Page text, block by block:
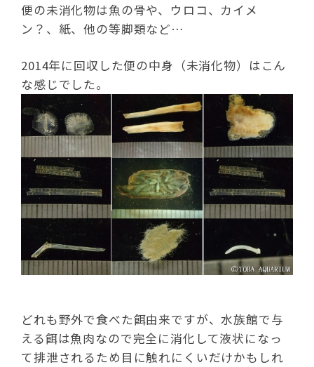
便の未消化物は魚の骨や、ウロコ、カイメ
ン？、紙、他の等脚類など…
2014年に回収した便の中身（未消化物）はこん
な感じでした。
どれも野外で食べた餌由来ですが、水族館で与
える餌は魚肉なので完全に消化して液状になっ
て排泄されるため目に触れにくいだけかもしれ